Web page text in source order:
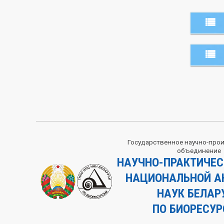
ОАО
р/с
код
УНН
Государственное научно-
объединение
НАУЧНО-
НАЦИОНАЛЬНОЙ
НАУК
ПО